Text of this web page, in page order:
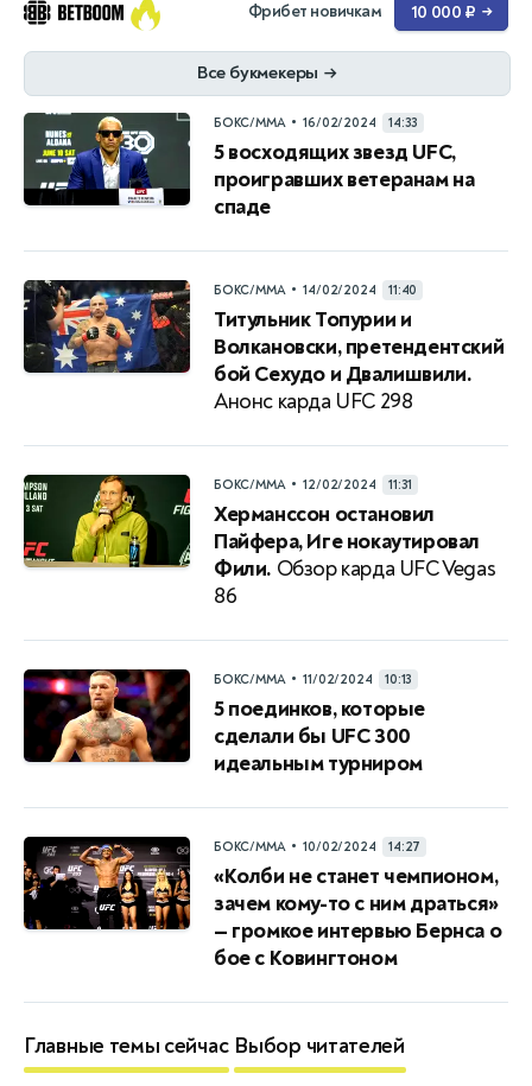
Фрибет новичкам 10 000 ₽ →
Все букмекеры →
БОКС/ММА • 16/02/2024 14:33
5 восходящих звезд UFC,
проигравших ветеранам на
спаде
БОКС/ММА • 14/02/2024 11:40
Титульник Топурии и
Волкановски, претендентский
бой Сехудо и Двалишвили.
Анонс карда UFC 298
БОКС/ММА • 12/02/2024 11:31
Херманссон остановил
Пайфера, Иге нокаутировал
Фили. Обзор карда UFC Vegas
86
БОКС/ММА • 11/02/2024 10:13
5 поединков, которые
сделали бы UFC 300
идеальным турниром
БОКС/ММА • 10/02/2024 14:27
«Колби не станет чемпионом,
зачем кому-то с ним драться»
— громкое интервью Бернса о
бое с Ковингтоном
Главные темы сейчас Выбор читателей